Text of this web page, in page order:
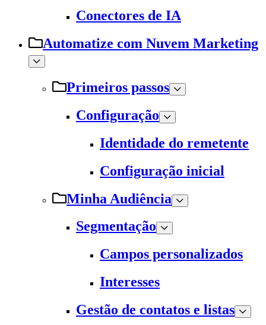
Conectores de IA
Automatize com Nuvem Marketing
Primeiros passos
Configuração
Identidade do remetente
Configuração inicial
Minha Audiência
Segmentação
Campos personalizados
Interesses
Gestão de contatos e listas